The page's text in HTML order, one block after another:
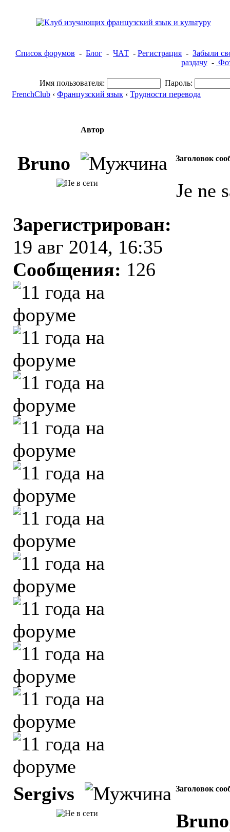
Список форумов - Блог - ЧАТ - Регистрация - Забыли
раздачу -
Имя пользователя:
Пароль:
FrenchClub ‹ Французский язык ‹ Трудности перевода
Автор
Bruno Заголовок
Зарегистрирован:
19 авг 2014, 16:35
Сообщения: 126
Je ne
Sergivs Заголовок
Bruno